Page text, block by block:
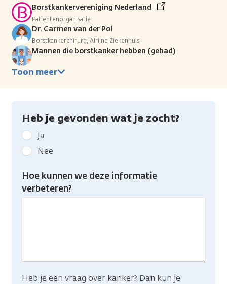
Borstkankervereniging Nederland
Patiëntenorganisatie
Dr. Carmen van der Pol
Borstkankerchirurg, Alrijne Ziekenhuis
Mannen die borstkanker hebben (gehad)
Toon meer
Heb je gevonden wat je zocht?
Geef
kanker.nl
feedback:
Heb
gevonden
Ja
Nee
Hoe kunnen we deze informatie
verbeteren?
Heb je een vraag over kanker? Dan kun je